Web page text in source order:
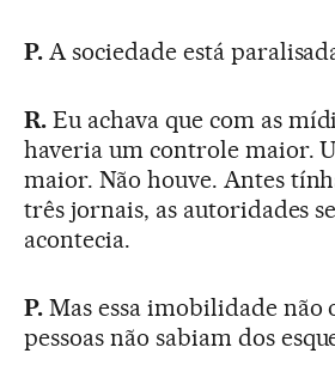
P. A sociedade está
R. Eu achava que com as
haveria um controle maior.
maior. Não houve. Antes
três jornais, as autoridades
acontecia.
P. Mas essa imobilidade não
pessoas não sabiam dos